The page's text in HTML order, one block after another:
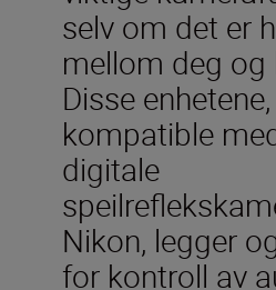
selv om det er
mellom deg og
Disse
kompatible
digitale
Nikon, legger
for kontroll av